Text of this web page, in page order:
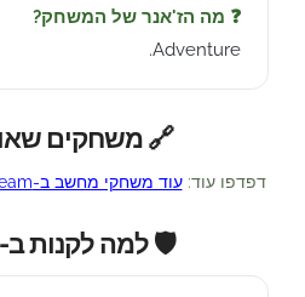
❓ מה הז'אנר של המשחק?
Adventure.
🔗 משחקים
דפדפו עוד:עוד משחקי מחשב ב-Steam
🛡️ למה לקנות ב-SE-Keys?